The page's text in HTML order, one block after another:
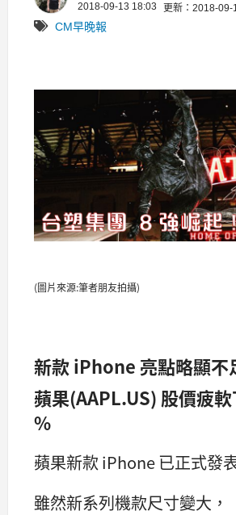
2018-09-13 18:03 更新：2018-09-
CM早晚報
(圖片來源:筆者朋友拍攝)
新款 iPhone 亮點略顯不
蘋果(AAPL.US) 股價疲
%
蘋果新款 iPhone 已正式發
雖然新系列機款尺寸變大，